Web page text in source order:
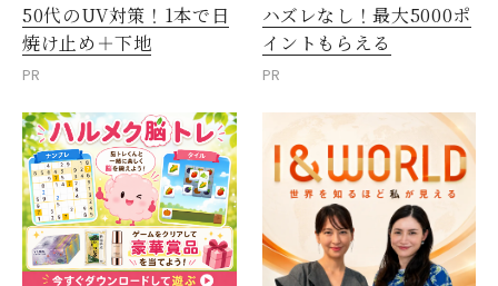
50代のUV対策！1本で日
焼け止め＋下地
PR
ハズレなし！最大5000ポ
イントもらえる
PR